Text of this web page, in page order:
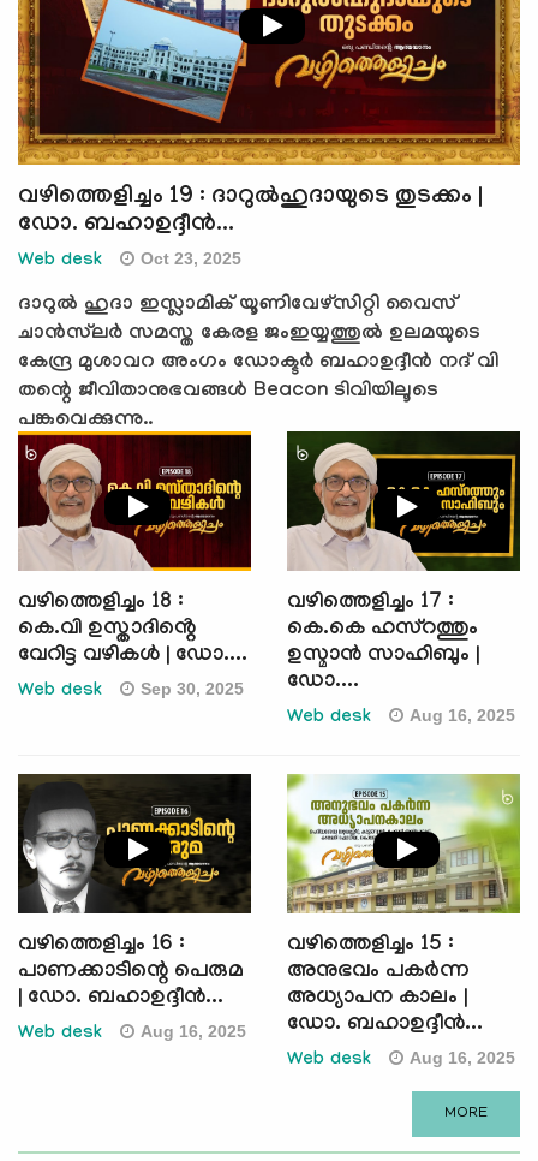
വഴിത്തെളിച്ചം 19 : ദാറുൽഹുദായുടെ തുടക്കം |
ഡോ. ബഹാഉദ്ദീൻ...
Web desk Oct 23, 2025
ദാറുൽ ഹുദാ ഇസ്ലാമിക് യൂണിവേഴ്സിറ്റി വൈസ്
ചാൻസ്‌ലർ സമസ്ത കേരള ജംഇയ്യത്തുൽ ഉലമയുടെ
കേന്ദ്ര മുശാവറ അംഗം ഡോക്ടർ ബഹാഉദ്ദീൻ നദ് വി
തന്റെ ജീവിതാനുഭവങ്ങൾ Beacon ടിവിയിലൂടെ
പങ്കുവെക്കുന്നു..
വഴിത്തെളിച്ചം 18 :
കെ.വി ഉസ്താദിൻ്റെ
വേറിട്ട വഴികൾ | ഡോ....
Web desk Sep 30, 2025
വഴിത്തെളിച്ചം 17 :
കെ.കെ ഹസ്റത്തും
ഉസ്മാൻ സാഹിബും |
ഡോ....
Web desk Aug 16, 2025
വഴിത്തെളിച്ചം 16 :
പാണക്കാടിന്റെ പെരുമ
| ഡോ. ബഹാഉദ്ദീൻ...
Web desk Aug 16, 2025
വഴിത്തെളിച്ചം 15 :
അനുഭവം പകർന്ന
അധ്യാപന കാലം |
ഡോ. ബഹാഉദ്ദീൻ...
Web desk Aug 16, 2025
MORE